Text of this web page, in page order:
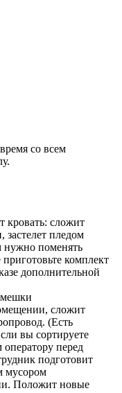
со всем
кровать: сложит
застелет пледом
нужно поменять
приготовьте комплект
дополнительной
сложит
(Есть
вы сортируете
перед
подготовит
мусором
Положит новые